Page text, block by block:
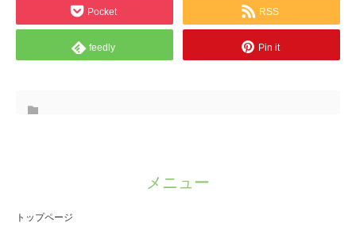
Pocket RSS
feedly Pin it
メニュー
トップページ